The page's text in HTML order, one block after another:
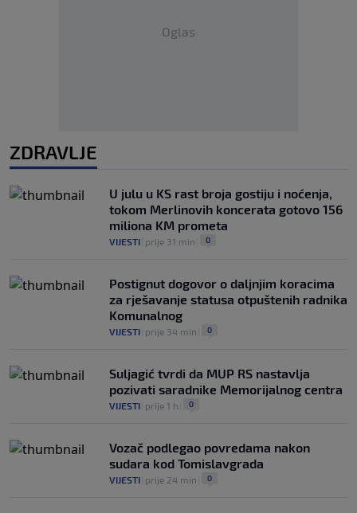
Oglas
ZDRAVLJE
U julu u KS rast broja gostiju i noćenja,
tokom Merlinovih koncerata gotovo 156
miliona KM prometa
VIJESTI prije 31 min 0
Postignut dogovor o daljnjim koracima
za rješavanje statusa otpuštenih radnika
Komunalnog
VIJESTI prije 34 min 0
Suljagić tvrdi da MUP RS nastavlja
pozivati saradnike Memorijalnog centra
VIJESTI prije 1 h 0
Vozač podlegao povredama nakon
sudara kod Tomislavgrada
VIJESTI prije 24 min 0